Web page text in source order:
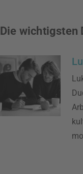
Die wichtigsten